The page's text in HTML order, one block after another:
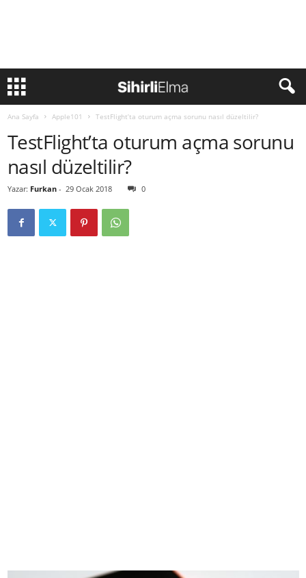
Ana Sayfa Apple101 TestFlight’ta oturum açma sorunu nasıl düzeltilir?
TestFlight’ta oturum açma sorunu
nasıl düzeltilir?
Yazar: Furkan - 29 Ocak 2018 0